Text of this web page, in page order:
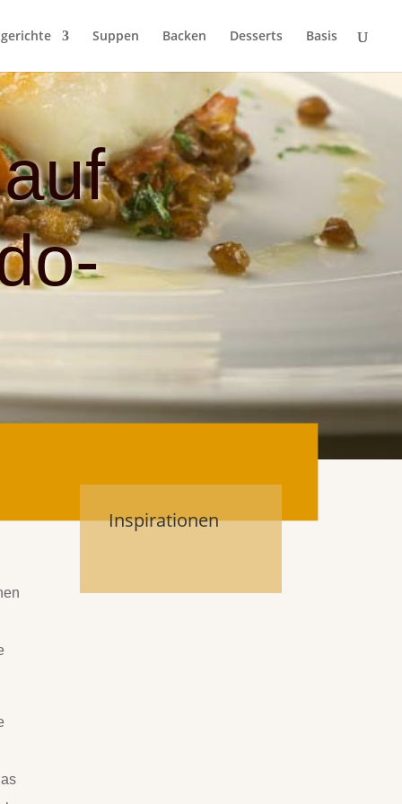
Suppen Backen Desserts Basis
Inspirationen